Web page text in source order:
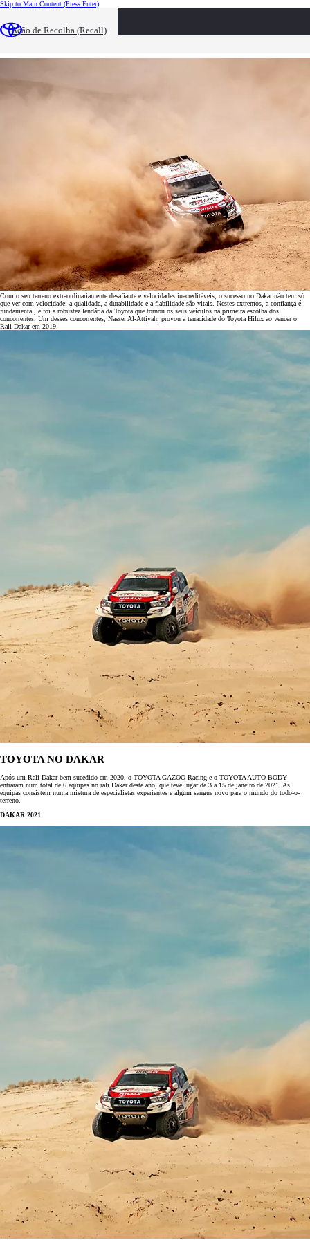
Skip to Main Content (Press Enter)
Ação de Recolha (Recall)
MAIS DE 40 ANOS DE TOYOTA NO RALLY
DAKAR
Com o seu terreno extraordinariamente desafiante e velocidades inacreditáveis, o sucesso no Dakar não tem só
que ver com velocidade: a qualidade, a durabilidade e a fiabilidade são vitais. Nestes extremos, a confiança é
fundamental, e foi a robustez lendária da Toyota que tornou os seus veículos na primeira escolha dos
concorrentes. Um desses concorrentes, Nasser Al-Attiyah, provou a tenacidade do Toyota Hilux ao vencer o
Rali Dakar em 2019.
TOYOTA NO DAKAR
Após um Rali Dakar bem sucedido em 2020, o TOYOTA GAZOO Racing e o TOYOTA AUTO BODY
entraram num total de 6 equipas no rali Dakar deste ano, que teve lugar de 3 a 15 de janeiro de 2021. As
equipas consistem numa mistura de especialistas experientes e algum sangue novo para o mundo do todo-o-
terreno.
DAKAR 2021